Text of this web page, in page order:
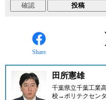
Share
田所憲雄
千葉県立千葉工業
校→ポリテクセン